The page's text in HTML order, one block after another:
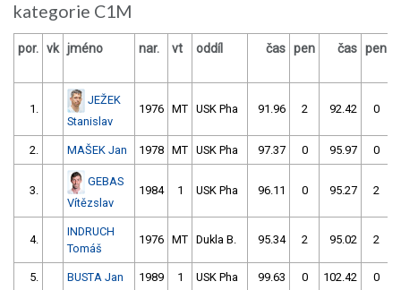
kategorie C1M
por. vk jméno nar. vt oddíl čas pen čas pen
1.
JEŽEK
Stanislav
1976 MT USK Pha 91.96 2 92.42 0
2. MAŠEK Jan 1978 MT USK Pha 97.37 0 95.97 0
3.
GEBAS
Vítězslav
1984 1 USK Pha 96.11 0 95.27 2
4.
INDRUCH
Tomáš
1976 MT Dukla B. 95.34 2 95.02 2
5. BUSTA Jan 1989 1 USK Pha 99.63 0 102.42 0